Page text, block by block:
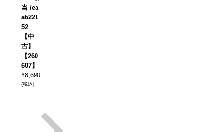
当 /ea
a6221
52
【中
古】
【260
607】
¥8,690
(税込)